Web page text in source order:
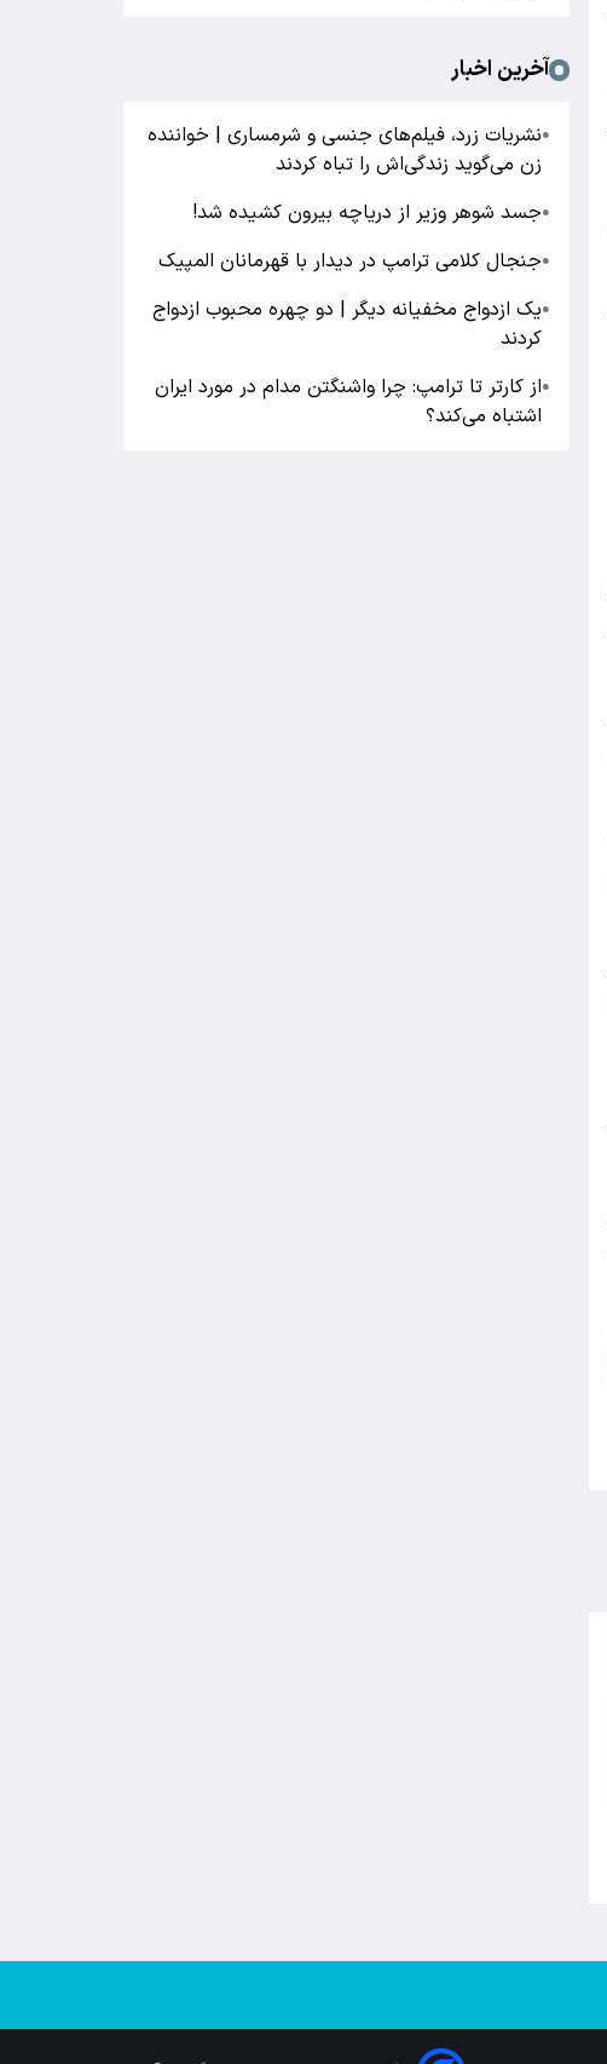
آخرین اخبار
●نشریات زرد، فیلم‌های جنسی و شرمساری | خواننده
زن می‌گوید زندگی‌اش را تباه کردند
●جسد شوهر وزیر از دریاچه بیرون کشیده شد!
●جنجال کلامی ترامپ در دیدار با قهرمانان المپیک
●یک ازدواج مخفیانه دیگر | دو چهره محبوب ازدواج
کردند
●از کارتر تا ترامپ: چرا واشنگتن مدام در مورد ایران
اشتباه می‌کند؟